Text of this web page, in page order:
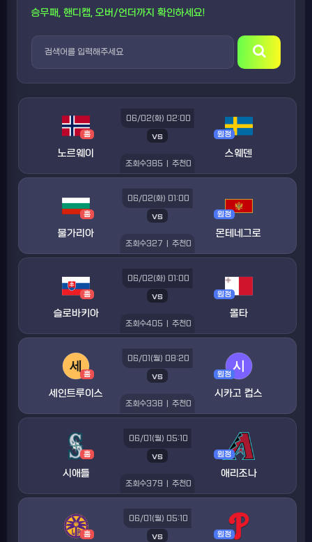
승무패, 핸디캡, 오버/언더까지 확인하세요!
홈
노르웨이
vs 원정
스웨덴
06/02(화) 02:00
조회수385 추천 0
홈
불가리아
vs 원정
몬테네그로
06/02(화) 01:00
조회수327 추천 0
홈
슬로바키아
vs 원정
몰타
06/02(화) 01:00
조회수405 추천 0
홈
세인트루이스
vs 원정
시카고 컵스
06/01(월) 08:20
조회수338 추천 0
홈
시애틀
vs 원정
애리조나
06/01(월) 05:10
조회수379 추천 0
홈 vs 원정
06/01(월) 05:10